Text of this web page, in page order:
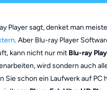
Player sagt, denket man
. Aber Blu-ray Player
kann nicht nur mit Blu-ray
wird sondern auch
Sie schon ein Laufwerk auf PC